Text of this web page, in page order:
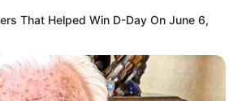
CƏMİYYƏT
That Helped Win D-Day On June 6,